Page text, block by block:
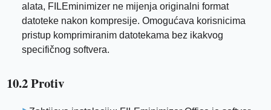
alata, FILEminimizer ne mijenja originalni format
datoteke nakon kompresije. Omogućava korisnicima
pristup komprimiranim datotekama bez ikakvog
specifičnog softvera.
10.2 Protiv